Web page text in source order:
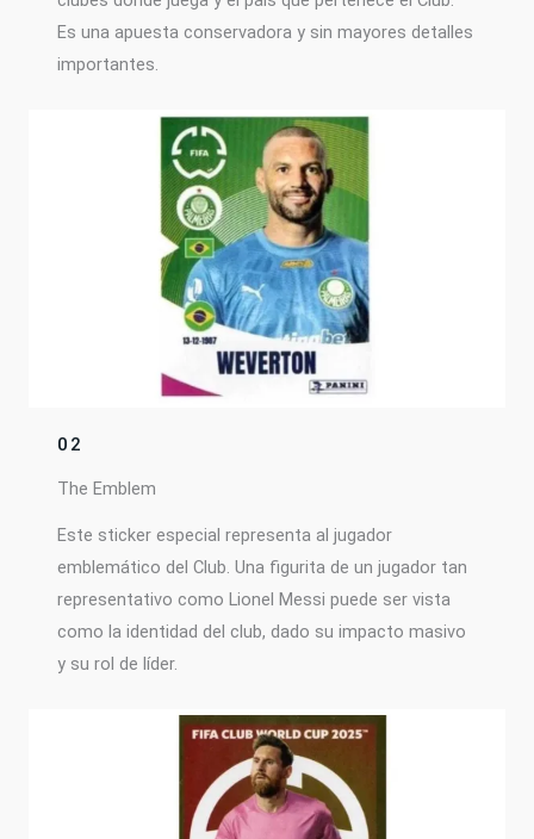
Es una apuesta conservadora y sin mayores detalles
importantes.
02
The Emblem
Este sticker especial representa al jugador
emblemático del Club. Una figurita de un jugador tan
representativo como Lionel Messi puede ser vista
como la identidad del club, dado su impacto masivo
y su rol de líder.